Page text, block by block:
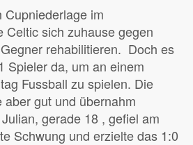
Cupniederlage im
Celtic sich zuhause gegen
rehabilitieren. Doch es
Spieler da, um an einem
Fussball zu spielen. Die
gut und übernahm
gerade 18 , gefiel am
Schwung und erzielte das 1:0